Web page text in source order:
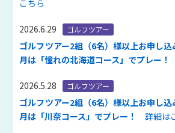
こちら
2026.6.29 ゴルフツアー
ゴルフツアー2組（6名）様以上お申し
月は「憧れの北海道コース」でプレー！
2026.5.28 ゴルフツアー
ゴルフツアー2組（6名）様以上お申し
月は「川奈コース」でプレー！
詳細は